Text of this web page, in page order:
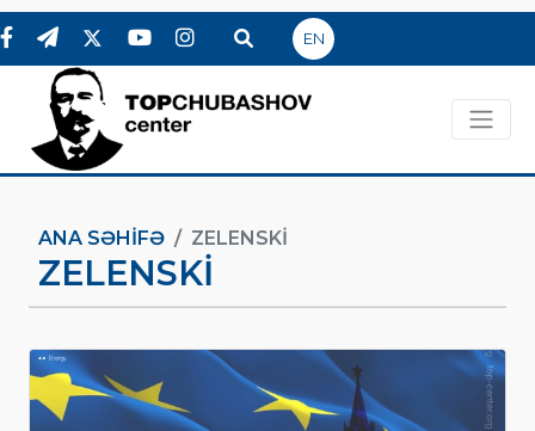
EN
ANA SƏHIFƏ ZELENSKI
ZELENSKI